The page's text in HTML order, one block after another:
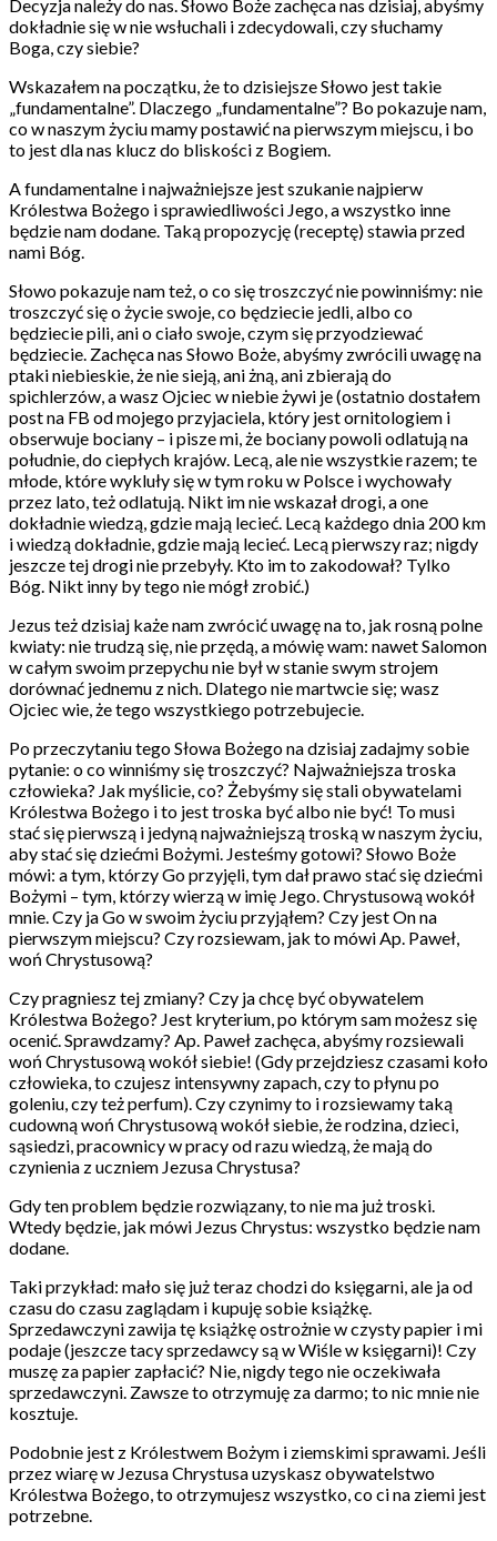
Decyzja należy do nas. Słowo Boże zachęca nas dzisiaj, abyśmy
dokładnie się w nie wsłuchali i zdecydowali, czy słuchamy
Boga, czy siebie?
Wskazałem na początku, że to dzisiejsze Słowo jest takie
„fundamentalne”. Dlaczego „fundamentalne”? Bo pokazuje nam,
co w naszym życiu mamy postawić na pierwszym miejscu, i bo
to jest dla nas klucz do bliskości z Bogiem.
A fundamentalne i najważniejsze jest szukanie najpierw
Królestwa Bożego i sprawiedliwości Jego, a wszystko inne
będzie nam dodane. Taką propozycję (receptę) stawia przed
nami Bóg.
Słowo pokazuje nam też, o co się troszczyć nie powinniśmy: nie
troszczyć się o życie swoje, co będziecie jedli, albo co
będziecie pili, ani o ciało swoje, czym się przyodziewać
będziecie. Zachęca nas Słowo Boże, abyśmy zwrócili uwagę na
ptaki niebieskie, że nie sieją, ani żną, ani zbierają do
spichlerzów, a wasz Ojciec w niebie żywi je (ostatnio dostałem
post na FB od mojego przyjaciela, który jest ornitologiem i
obserwuje bociany – i pisze mi, że bociany powoli odlatują na
południe, do ciepłych krajów. Lecą, ale nie wszystkie razem; te
młode, które wykluły się w tym roku w Polsce i wychowały
przez lato, też odlatują. Nikt im nie wskazał drogi, a one
dokładnie wiedzą, gdzie mają lecieć. Lecą każdego dnia 200 km
i wiedzą dokładnie, gdzie mają lecieć. Lecą pierwszy raz; nigdy
jeszcze tej drogi nie przebyły. Kto im to zakodował? Tylko
Bóg. Nikt inny by tego nie mógł zrobić.)
Jezus też dzisiaj każe nam zwrócić uwagę na to, jak rosną polne
kwiaty: nie trudzą się, nie przędą, a mówię wam: nawet Salomon
w całym swoim przepychu nie był w stanie swym strojem
dorównać jednemu z nich. Dlatego nie martwcie się; wasz
Ojciec wie, że tego wszystkiego potrzebujecie.
Po przeczytaniu tego Słowa Bożego na dzisiaj zadajmy sobie
pytanie: o co winniśmy się troszczyć? Najważniejsza troska
człowieka? Jak myślicie, co? Żebyśmy się stali obywatelami
Królestwa Bożego i to jest troska być albo nie być! To musi
stać się pierwszą i jedyną najważniejszą troską w naszym życiu,
aby stać się dziećmi Bożymi. Jesteśmy gotowi? Słowo Boże
mówi: a tym, którzy Go przyjęli, tym dał prawo stać się dziećmi
Bożymi – tym, którzy wierzą w imię Jego. Chrystusową wokół
mnie. Czy ja Go w swoim życiu przyjąłem? Czy jest On na
pierwszym miejscu? Czy rozsiewam, jak to mówi Ap. Paweł,
woń Chrystusową?
Czy pragniesz tej zmiany? Czy ja chcę być obywatelem
Królestwa Bożego? Jest kryterium, po którym sam możesz się
ocenić. Sprawdzamy? Ap. Paweł zachęca, abyśmy rozsiewali
woń Chrystusową wokół siebie! (Gdy przejdziesz czasami koło
człowieka, to czujesz intensywny zapach, czy to płynu po
goleniu, czy też perfum). Czy czynimy to i rozsiewamy taką
cudowną woń Chrystusową wokół siebie, że rodzina, dzieci,
sąsiedzi, pracownicy w pracy od razu wiedzą, że mają do
czynienia z uczniem Jezusa Chrystusa?
Gdy ten problem będzie rozwiązany, to nie ma już troski.
Wtedy będzie, jak mówi Jezus Chrystus: wszystko będzie nam
dodane.
Taki przykład: mało się już teraz chodzi do księgarni, ale ja od
czasu do czasu zaglądam i kupuję sobie książkę.
Sprzedawczyni zawija tę książkę ostrożnie w czysty papier i mi
podaje (jeszcze tacy sprzedawcy są w Wiśle w księgarni)! Czy
muszę za papier zapłacić? Nie, nigdy tego nie oczekiwała
sprzedawczyni. Zawsze to otrzymuję za darmo; to nic mnie nie
kosztuje.
Podobnie jest z Królestwem Bożym i ziemskimi sprawami. Jeśli
przez wiarę w Jezusa Chrystusa uzyskasz obywatelstwo
Królestwa Bożego, to otrzymujesz wszystko, co ci na ziemi jest
potrzebne.